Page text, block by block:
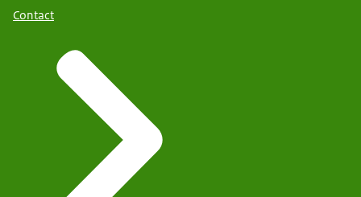
Contact